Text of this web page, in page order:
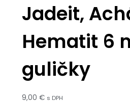
Jadeit,
Hematit 6
guličky
9,00 € s DPH